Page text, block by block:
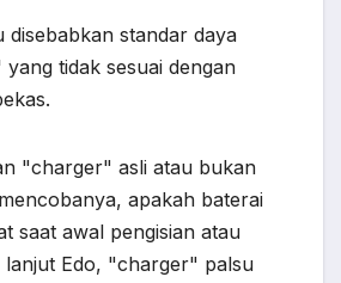
disebabkan standar daya
tidak sesuai dengan
"charger" asli atau bukan
apakah baterai
saat awal pengisian atau
lanjut Edo, "charger" palsu